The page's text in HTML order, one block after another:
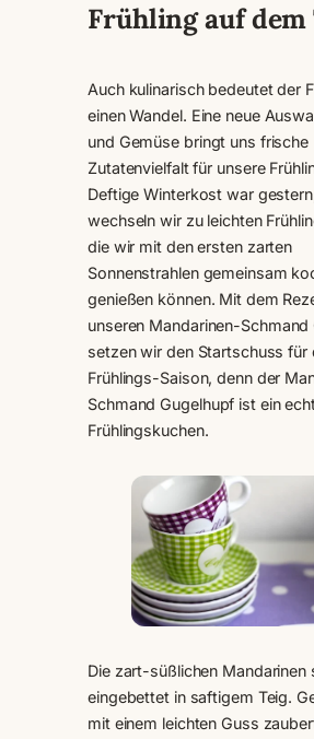
Frühling auf
Auch kulinarisch bedeutet der
einen Wandel. Eine neue
und Gemüse bringt uns frische
Zutatenvielfalt für unsere
Deftige Winterkost war
wechseln wir zu leichten
die wir mit den ersten zarten
Sonnenstrahlen gemeinsam
genießen können. Mit dem
unseren Mandarinen-Schmand
setzen wir den Startschuss für
Frühlings-Saison, denn der
Schmand Gugelhupf ist ein
Frühlingskuchen.
Die zart-süßlichen Mandarinen
eingebettet in saftigem Teig.
mit einem leichten Guss